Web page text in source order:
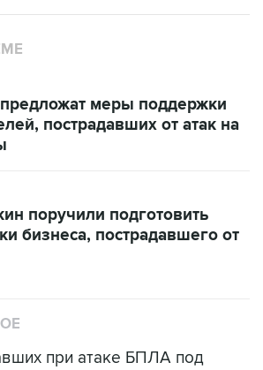
меры поддержки
пострадавших от атак на
поручили подготовить
бизнеса, пострадавшего от
при атаке БПЛА под